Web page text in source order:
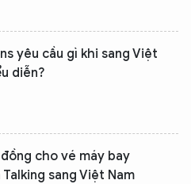
yêu cầu gì khi sang Việt
diễn?
cho vé máy bay
sang Việt Nam